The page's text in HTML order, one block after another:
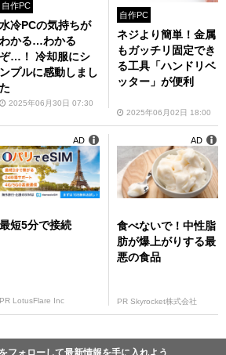
自作PC
水冷PCの気持ちが
わかる…わかる
ぞ…！ 冷却服にシ
ンプルに感動しまし
た
2025年06月30日 07:30
自作PC
ネジより簡単！金属
もガッチリ固定でき
る工具「ハンドリベ
ッター」が便利
2025年06月02日 18:00
最短5分で接続
PR LotusFlare Inc
AD
食べないで！中性脂
肪が爆上がりする最
悪の食品
PR Skyrocket株式会社
AD